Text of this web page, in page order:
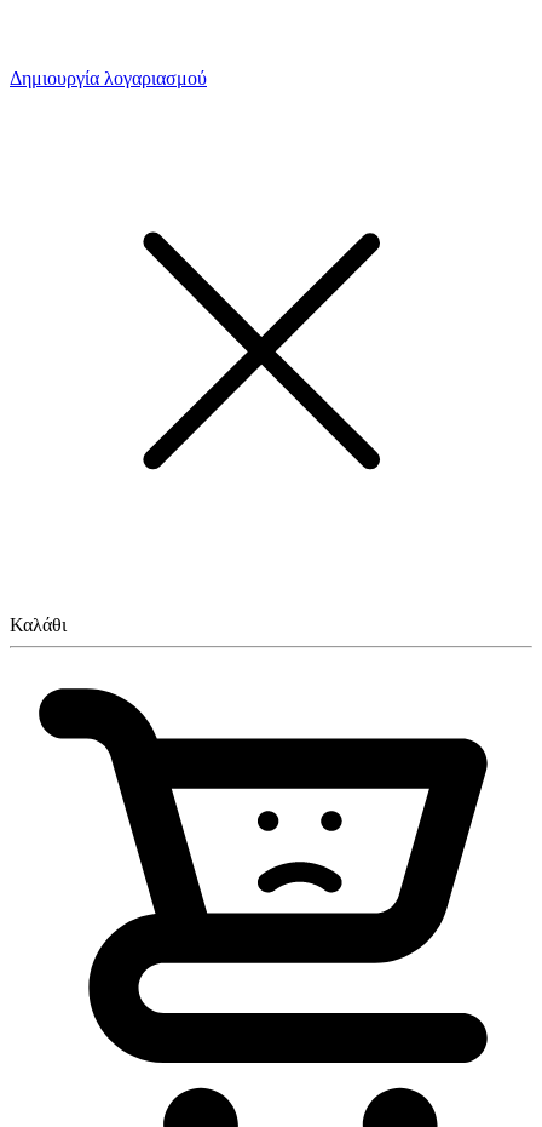
Δημιουργία λογαριασμού
Καλάθι